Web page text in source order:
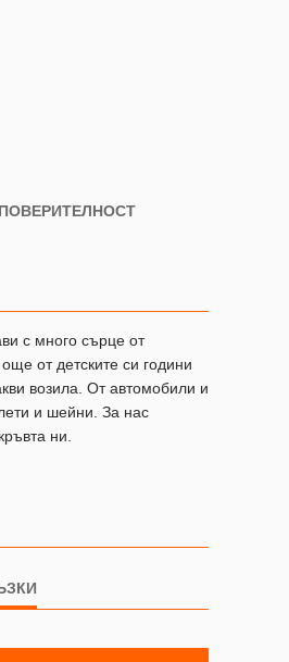
с много сърце от
от детските си години
возила. От автомобили и
и шейни. За нас
ни.